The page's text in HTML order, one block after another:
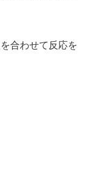
合わせて反応を